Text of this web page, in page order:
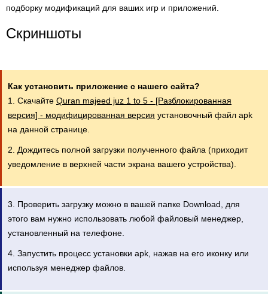
подборку модификаций для ваших игр и приложений.
Скриншоты
Как установить приложение с нашего сайта?
1. Скачайте Quran majeed juz 1 to 5 - [Разблокированная
версия] - модифицированная версия установочный файл apk
на данной странице.
2. Дождитесь полной загрузки полученного файла (приходит
уведомление в верхней части экрана вашего устройства).
3. Проверить загрузку можно в вашей папке Download, для
этого вам нужно использовать любой файловый менеджер,
установленный на телефоне.
4. Запустить процесс установки apk, нажав на его иконку или
используя менеджер файлов.